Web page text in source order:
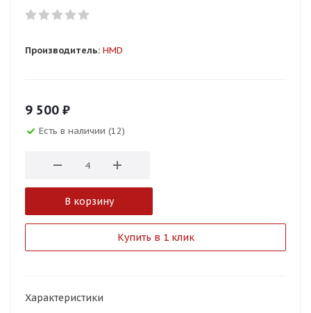
Производитель: HMD
9 500 ₽
Есть в наличии (12)
В корзину
Купить в 1 клик
Характеристики